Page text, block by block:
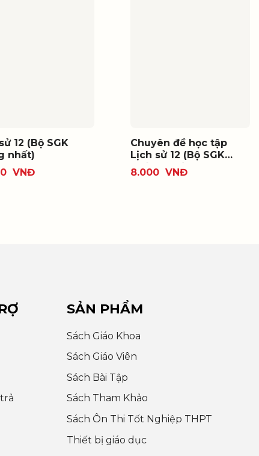
12 (Bộ SGK
nhất)
VNĐ
Chuyên đề học tập
Lịch sử 12 (Bộ SGK
thống nhất)
8.000 VNĐ
SẢN PHẨM
Sách Giáo Khoa
Sách Giáo Viên
Sách Bài Tập
Sách Tham Khảo
Sách Ôn Thi Tốt Nghiệp THPT
Thiết bị giáo dục